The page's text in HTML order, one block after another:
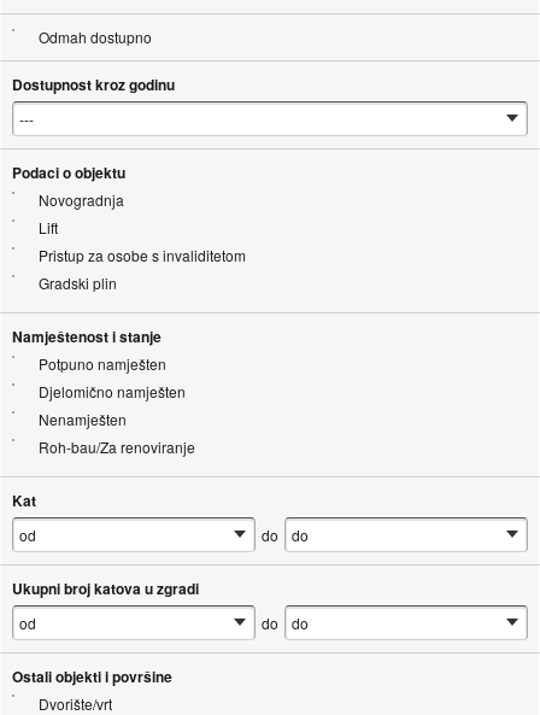
Odmah dostupno
Dostupnost kroz godinu
Podaci o objektu
Novogradnja
Lift
Pristup za osobe s invaliditetom
Gradski plin
Namještenost i stanje
Potpuno namješten
Djelomično namješten
Nenamješten
Roh-bau/Za renoviranje
Kat
do
Ukupni broj katova u zgradi
do
Ostali objekti i površine
Dvorište/vrt